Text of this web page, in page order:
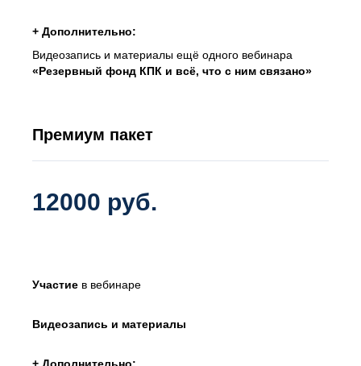
+ Дополнительно:
Видеозапись и материалы ещё одного вебинара
«Резервный фонд КПК и всё, что с ним связано»
Премиум пакет
12000 руб.
Участие в вебинаре
Видеозапись и материалы